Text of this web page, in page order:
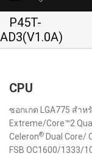
P45T-
AD3(V1.0A)
CPU
ซอกเกต LGA775 สำ
Extreme/Core™2
Celeron® Dual Core/
FSB OC1600/1333/